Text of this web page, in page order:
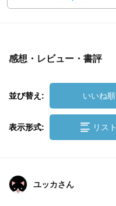
感想・レビュー・書評
並び替え: いいね順
表示形式: リスト
ユッカさん